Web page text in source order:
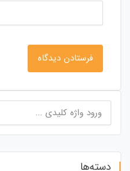
برای:
دسته‌ها